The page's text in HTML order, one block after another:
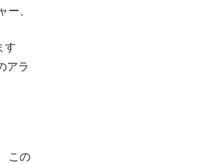
、
す
アラ
この